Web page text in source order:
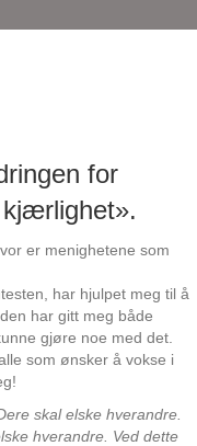
for
er menighetene som
har hjulpet meg til å
har gitt meg både
gjøre noe med det.
som ønsker å vokse i
skal elske hverandre.
hverandre. Ved dette